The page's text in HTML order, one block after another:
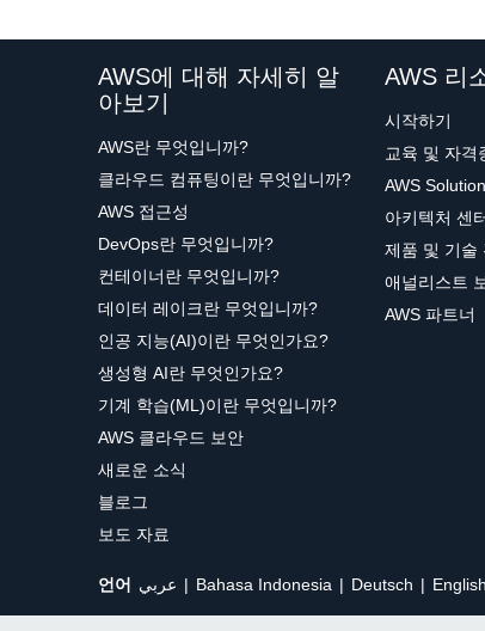
AWS에 대해 자세히 알
아보기
AWS란 무엇입니까?
클라우드 컴퓨팅이란 무엇입니까?
AWS 접근성
DevOps란 무엇입니까?
컨테이너란 무엇입니까?
데이터 레이크란 무엇입니까?
인공 지능(AI)이란 무엇인가요?
생성형 AI란 무엇인가요?
기계 학습(ML)이란 무엇입니까?
AWS 클라우드 보안
새로운 소식
블로그
보도 자료
AWS 리
시작하기
교육 및 자격
AWS
아키텍처 센
제품 및 기술
애널리스트
AWS 파트너
언어 عربي Bahasa Indonesia Deutsch English